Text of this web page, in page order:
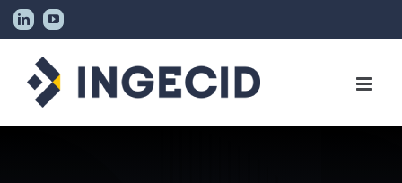
Skip
to
content
LinkedInYouTube